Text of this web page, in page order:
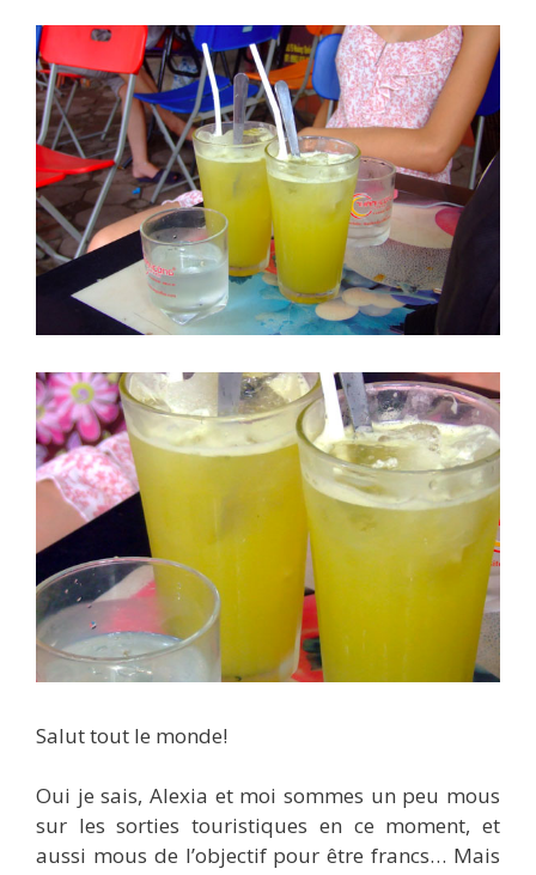
Salut tout le monde!
Oui je sais, Alexia et moi sommes un peu mous
sur les sorties touristiques en ce moment, et
aussi mous de l’objectif pour être francs… Mais